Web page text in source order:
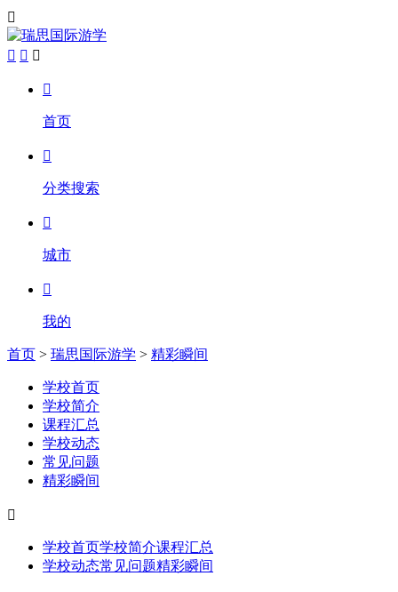

  

首页

分类搜索

城市

我的
首页 > 瑞思国际游学 > 精彩瞬间
学校首页
学校简介
课程汇总
学校动态
常见问题
精彩瞬间

学校首页学校简介课程汇总
学校动态常见问题精彩瞬间